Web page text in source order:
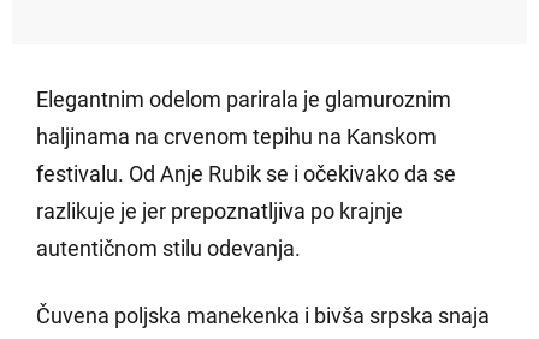
Elegantnim odelom parirala je glamuroznim
haljinama na crvenom tepihu na Kanskom
festivalu. Od Anje Rubik se i očekivako da se
razlikuje je jer prepoznatljiva po krajnje
autentičnom stilu odevanja.
Čuvena poljska manekenka i bivša srpska snaja